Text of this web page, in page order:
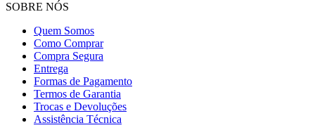
SOBRE NÓS
Quem Somos
Como Comprar
Compra Segura
Entrega
Formas de Pagamento
Termos de Garantia
Trocas e Devoluções
Assistência Técnica